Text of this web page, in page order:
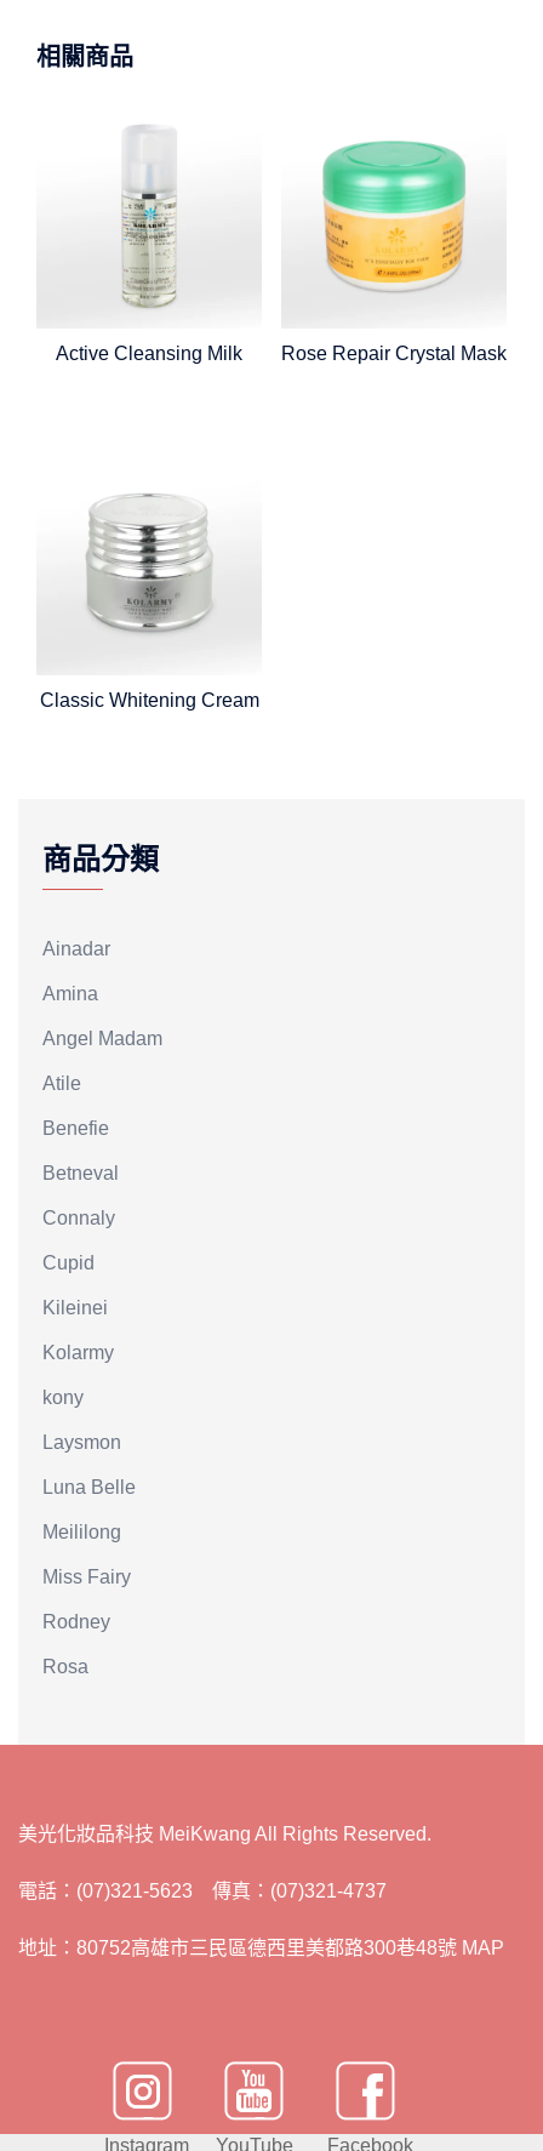
相關商品
Active Cleansing Milk Rose Repair Crystal Mask
Classic Whitening Cream
商品分類
Ainadar
Amina
Angel Madam
Atile
Benefie
Betneval
Connaly
Cupid
Kileinei
Kolarmy
kony
Laysmon
Luna Belle
Meililong
Miss Fairy
Rodney
Rosa
美光化妝品科技 MeiKwang All Rights Reserved.
電話：(07)321-5623 傳真：(07)321-4737
地址：80752高雄市三民區德西里美都路300巷48號 MAP
Instagram YouTube Facebook